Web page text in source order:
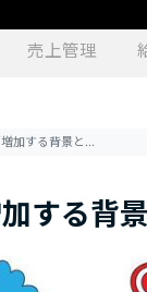
売上管理
CRMを導入する飲食店が増加する背景と活用のメリット
する背